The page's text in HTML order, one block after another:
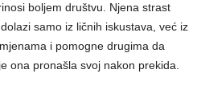
boljem društvu. Njena strast
samo iz ličnih iskustava, već iz
i pomogne drugima da
ona pronašla svoj nakon prekida.